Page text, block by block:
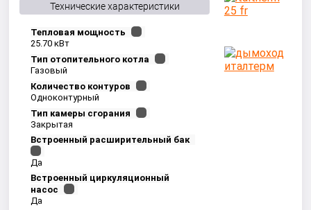
Технические характеристики
Тепловая мощность
25.70 кВт
Тип отопительного котла
Газовый
Количество контуров
Одноконтурный
Тип камеры сгорания
Закрытая
Встроенный расширительный бак
Да
Встроенный циркуляционный
насос
Да